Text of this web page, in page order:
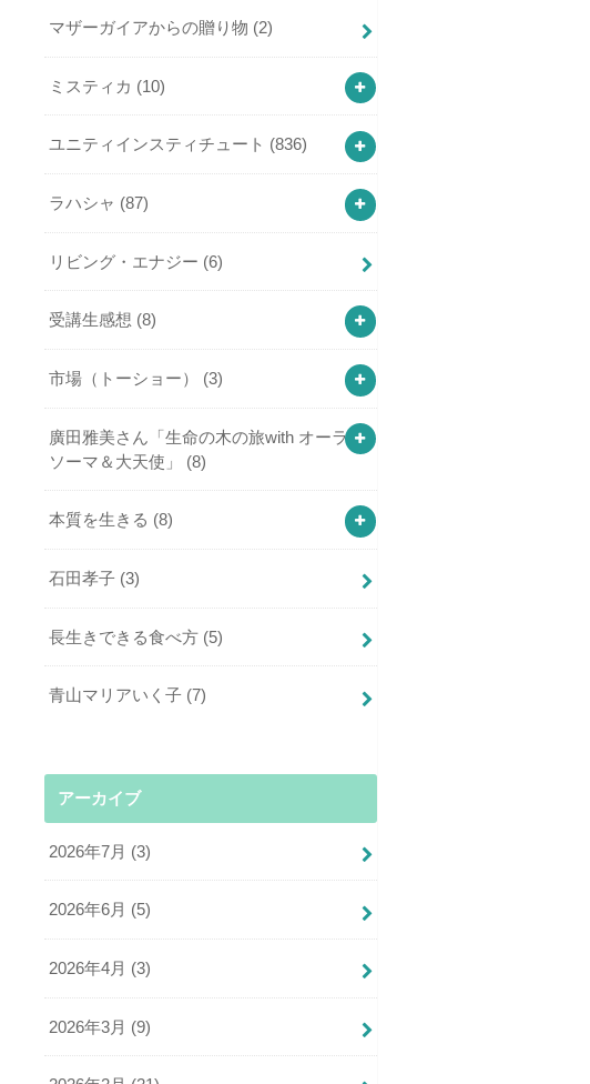
マザーガイアからの贈り物 (2)
ミスティカ (10)
ユニティインスティチュート (836)
ラハシャ (87)
リビング・エナジー (6)
受講生感想 (8)
市場（トーショー） (3)
廣田雅美さん「生命の木の旅with オーラ
ソーマ＆大天使」 (8)
本質を生きる (8)
石田孝子 (3)
長生きできる食べ方 (5)
青山マリアいく子 (7)
アーカイブ
2026年7月 (3)
2026年6月 (5)
2026年4月 (3)
2026年3月 (9)